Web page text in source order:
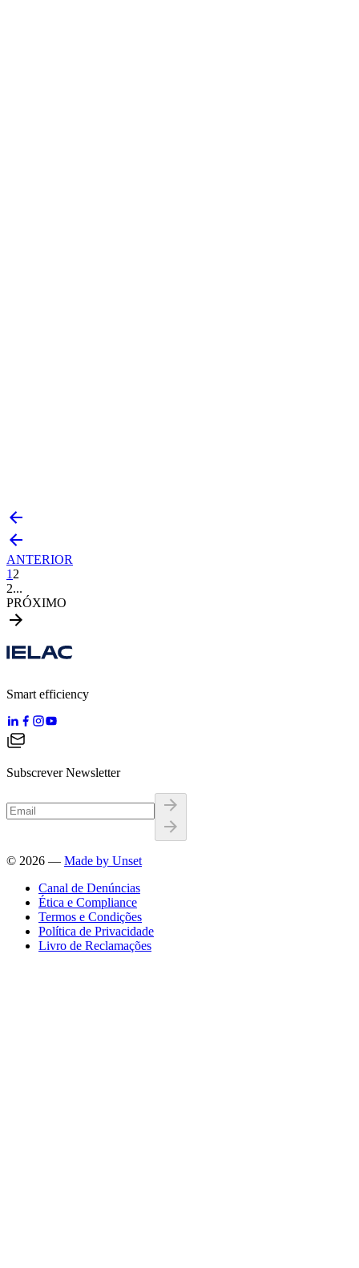
ANTERIOR
1 2
2...
PRÓXIMO
Smart efficiency
Subscrever Newsletter
© 2026 — Made by Unset
Canal de Denúncias
Ética e Compliance
Termos e Condições
Política de Privacidade
Livro de Reclamações